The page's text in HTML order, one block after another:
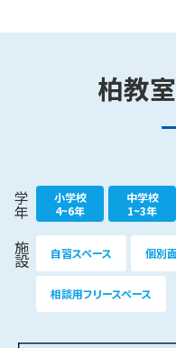
柏​教
学年
小学校
4~6年
中学校
1~3年
施設 自習スペース 個別
相談用フリースペース